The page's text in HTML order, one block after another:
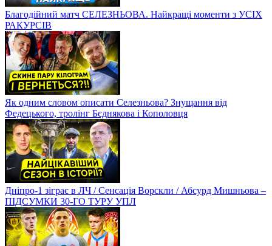
Благодійний матч СЕЛЕЗНЬОВА. Найкращі моменти з УСІХ
РАКУРСІВ
Як одним словом описати Селезньова? Знущання від
Федецького, тролінг Бєднякова і Кополовця
Дніпро-1 зіграє в ЛЧ / Сенсація Ворскли / Абсурд Мишньова –
ПІДСУМКИ 30-ГО ТУРУ УПЛ